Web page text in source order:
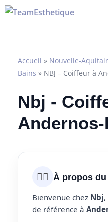
Aller
Accueil » Nouvelle-
Bains » NBJ – Coiffeur à
Nbj -
💇‍♀️ À propos
Bienvenue chez Nbj
de référence à